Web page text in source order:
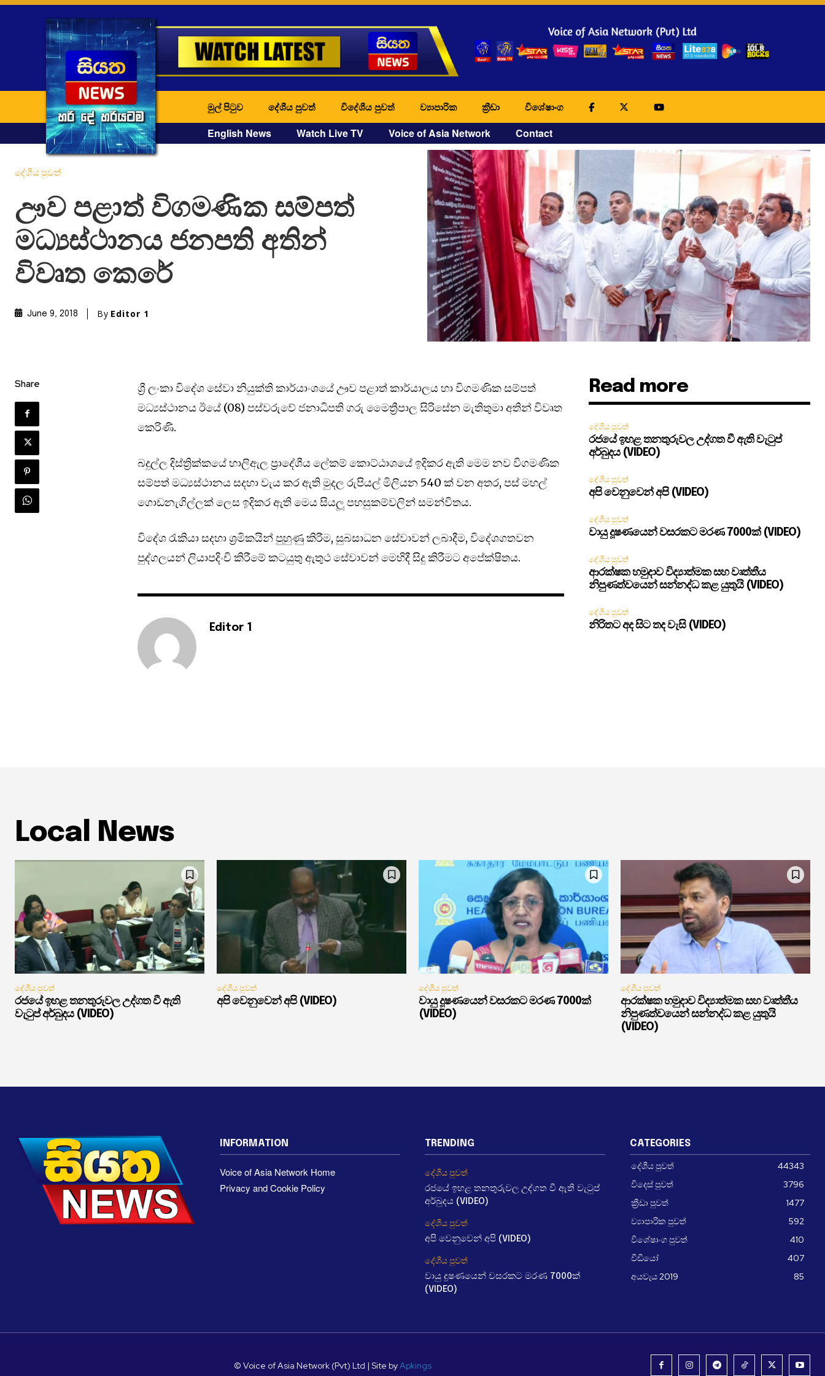
මුල් පිටුව දේශීය පුවත් විදේශීය පුවත් ව්‍යාපාරික ක්‍රීඩා විශේෂාංග
English News Watch Live TV Voice of Asia Network Contact
දේශීය පුවත්
ඌව පළාත් විගමණික සම්පත්
මධ්‍යස්ථානය ජනපති අතින්
විවෘත කෙරේ
June 9, 2018 By Editor 1
Share
ශ්‍රී ලංකා විදේශ සේවා නියුක්ති කාර්යාංශයේ ඌව පළාත් කාර්යාලය හා විගමණික සම්පත්
මධ්‍යස්ථානය ඊයේ (08) පස්වරුවේ ජනාධිපති ගරු මෛත්‍රීපාල සිරිසේන මැතිතුමා අතින් විවෘත
කෙරිණි.
බදුල්ල දිස්ත්‍රික්කයේ හාලිඇල ප්‍රාදේශීය ලේකම් කොට්ඨාශයේ ඉදිකර ඇති මෙම නව විගමණික
සම්පත් මධ්‍යස්ථානය සදහා වැය කර ඇති මුදල රුපියල් මිලියන 540 ක් වන අතර, පස් මහල්
ගොඩනැගිල්ලක් ලෙස ඉදිකර ඇති මෙය සියලූ පහසුකම්වලින් සමන්විතය.
විදේශ රැකියා සදහා ශ්‍රමිකයින් පුහුණු කිරීම, සුබසාධන සේවාවන් ලබාදීම, විදේශගතවන
පුද්ගලයන් ලියාපදිංචි කිරීමේ කටයුතු ඇතුථ සේවාවන් මෙහිදී සිදු කිරීමට අපේක්ෂිතය.
Editor 1
Read more
දේශීය පුවත්
රජයේ ඉහළ තනතුරුවල උද්ගත වී ඇති වැටුප්
අර්බුදය (VIDEO)
දේශීය පුවත්
අපි වෙනුවෙන් අපි (VIDEO)
දේශීය පුවත්
වායු දූෂණයෙන් වසරකට මරණ 7000ක් (VIDEO)
දේශීය පුවත්
ආරක්ෂක හමුදාව විද්‍යාත්මක සහ වෘත්තීය
නිපුණත්වයෙන් සන්නද්ධ කළ යුතුයි (VIDEO)
දේශීය පුවත්
නිරිතට අද සිට තද වැසි (VIDEO)
Local News
දේශීය පුවත්
රජයේ ඉහළ තනතුරුවල උද්ගත වී ඇති
වැටුප් අර්බුදය (VIDEO)
දේශීය පුවත්
අපි වෙනුවෙන් අපි (VIDEO)
දේශීය පුවත්
වායු දූෂණයෙන් වසරකට මරණ 7000ක්
(VIDEO)
දේශීය පුවත්
ආරක්ෂක හමුදාව විද්‍යාත්මක සහ වෘත්තීය
නිපුණත්වයෙන් සන්නද්ධ කළ යුතුයි
(VIDEO)
INFORMATION
Voice of Asia Network Home
Privacy and Cookie Policy
TRENDING
දේශීය පුවත්
රජයේ ඉහළ තනතුරුවල උද්ගත වී ඇති වැටුප්
අර්බුදය (VIDEO)
දේශීය පුවත්
අපි වෙනුවෙන් අපි (VIDEO)
දේශීය පුවත්
වායු දූෂණයෙන් වසරකට මරණ 7000ක්
(VIDEO)
CATEGORIES
දේශීය පුවත්
44343
විදෙස් පුවත්
3796
ක්‍රීඩා පුවත්
1477
ව්‍යාපාරික පුවත්
592
විශේෂාංග පුවත්
410
වීඩීයෝ
407
අයවැය 2019
85
© Voice of Asia Network (Pvt) Ltd | Site byApkings